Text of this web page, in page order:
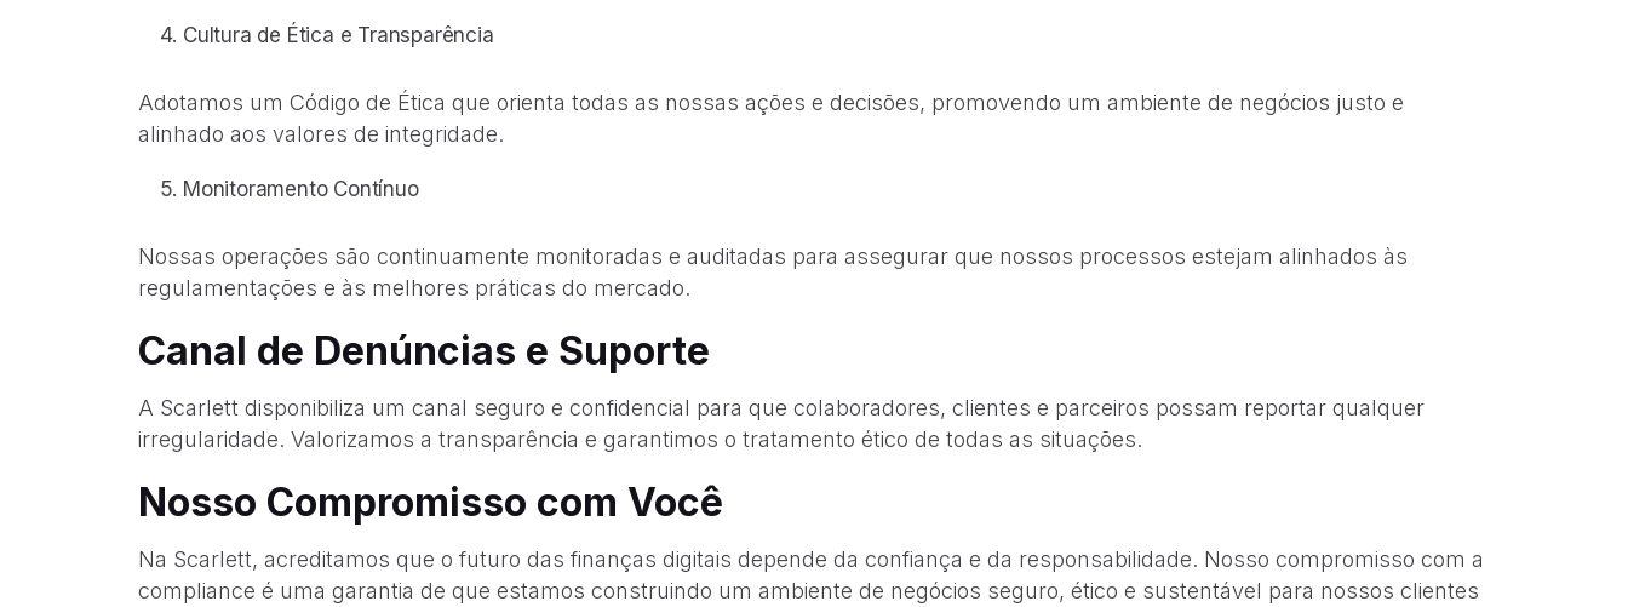
Cultura de Ética e Transparência
Adotamos um Código de Ética que orienta todas as nossas ações e decisões, promovendo um ambiente de negócios justo e
alinhado aos valores de integridade.
Monitoramento Contínuo
Nossas operações são continuamente monitoradas e auditadas para assegurar que nossos processos estejam alinhados às
regulamentações e às melhores práticas do mercado.
Canal de Denúncias e Suporte
A Scarlett disponibiliza um canal seguro e confidencial para que colaboradores, clientes e parceiros possam reportar qualquer
irregularidade. Valorizamos a transparência e garantimos o tratamento ético de todas as situações.
Nosso Compromisso com Você
Na Scarlett, acreditamos que o futuro das finanças digitais depende da confiança e da responsabilidade. Nosso compromisso com a
compliance é uma garantia de que estamos construindo um ambiente de negócios seguro, ético e sustentável para nossos clientes